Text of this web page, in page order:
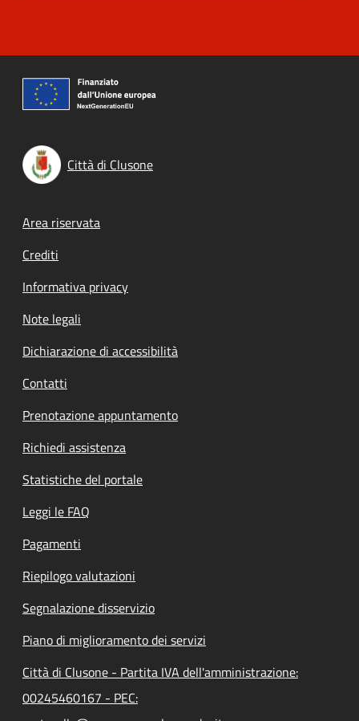
Città di Clusone
Footer menu
Area riservata
Crediti
Informativa privacy
Note legali
Dichiarazione di accessibilità
Contatti
Prenotazione appuntamento
Richiedi assistenza
Statistiche del portale
Leggi le FAQ
Pagamenti
Riepilogo valutazioni
Segnalazione disservizio
Piano di miglioramento dei servizi
Città di Clusone - Partita IVA dell'amministrazione:
00245460167 - PEC: